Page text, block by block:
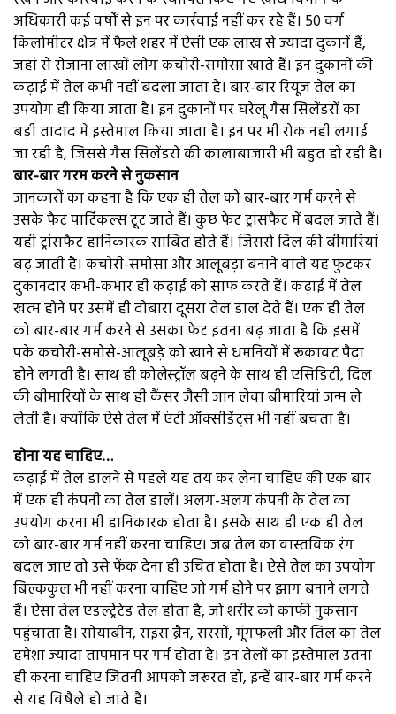
अधिकारी कई वर्षों से इन पर कार्रवाई नहीं कर रहे हैं। 50 वर्ग
किलोमीटर क्षेत्र में फैले शहर में ऐसी एक लाख से ज्यादा दुकानें हैं,
जहां से रोजाना लाखों लोग कचोरी-समोसा खाते हैं। इन दुकानों की
कढ़ाई में तेल कभी नहीं बदला जाता है। बार-बार रियूज तेल का
उपयोग ही किया जाता है। इन दुकानों पर घरेलू गैस सिलेंडरों का
बड़ी तादाद में इस्तेमाल किया जाता है। इन पर भी रोक नही लगाई
जा रही है, जिससे गैस सिलेंडरों की कालाबाजारी भी बहुत हो रही है।
बार-बार गरम करने से नुकसान
जानकारों का कहना है कि एक ही तेल को बार-बार गर्म करने से
उसके फैट पार्टिकल्स टूट जाते हैं। कुछ फेट ट्रांसफैट में बदल जाते हैं।
यही ट्रांसफैट हानिकारक साबित होते हैं। जिससे दिल की बीमारियां
बढ़ जाती है। कचोरी-समोसा और आलूबड़ा बनाने वाले यह फुटकर
दुकानदार कभी-कभार ही कढ़ाई को साफ करते हैं। कढ़ाई में तेल
खत्म होने पर उसमें ही दोबारा दूसरा तेल डाल देते हैं। एक ही तेल
को बार-बार गर्म करने से उसका फेट इतना बढ़ जाता है कि इसमें
पके कचोरी-समोसे-आलूबड़े को खाने से धमनियों में रूकावट पैदा
होने लगती है। साथ ही कोलेस्ट्रॉल बढ़ने के साथ ही एसिडिटी, दिल
की बीमारियों के साथ ही कैंसर जैसी जान लेवा बीमारियां जन्म ले
लेती है। क्योंकि ऐसे तेल में एंटी ऑक्सीडेंट्स भी नहीं बचता है।
होना यह चाहिए…
कढ़ाई में तेल डालने से पहले यह तय कर लेना चाहिए की एक बार
में एक ही कंपनी का तेल डालें। अलग-अलग कंपनी के तेल का
उपयोग करना भी हानिकारक होता है। इसके साथ ही एक ही तेल
को बार-बार गर्म नहीं करना चाहिए। जब तेल का वास्तविक रंग
बदल जाए तो उसे फेंक देना ही उचित होता है। ऐसे तेल का उपयोग
बिल्ककुल भी नहीं करना चाहिए जो गर्म होने पर झाग बनाने लगते
हैं। ऐसा तेल एडल्ट्रेटेड तेल होता है, जो शरीर को काफी नुकसान
पहुंचाता है। सोयाबीन, राइस ब्रैन, सरसों, मूंगफली और तिल का तेल
हमेशा ज्यादा तापमान पर गर्म होता है। इन तेलों का इस्तेमाल उतना
ही करना चाहिए जितनी आपको जरूरत हो, इन्हें बार-बार गर्म करने
से यह विषैले हो जाते हैं।